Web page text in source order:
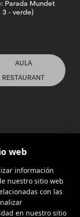
Parada Mundet
3 - verde)
AULA
RESTAURANT
web
información
nuestro sitio web
con las
en nuestro sitio